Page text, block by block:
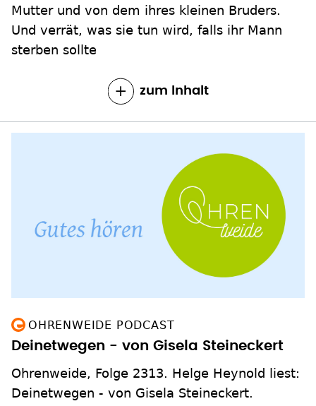
Mutter und von dem ihres kleinen Bruders.
Und verrät, was sie tun wird, falls ihr Mann
sterben sollte
zum Inhalt
OHRENWEIDE PODCAST
Deinetwegen - von Gisela Steineckert
Ohrenweide, Folge 2313. Helge Heynold liest:
Deinetwegen - von Gisela Steineckert.